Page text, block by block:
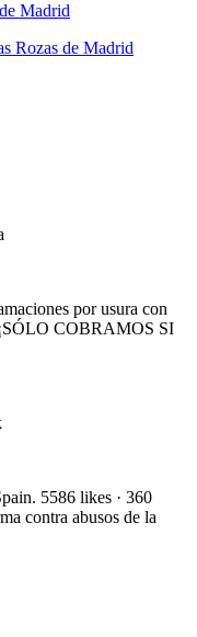
Madrid
Rozas de Madrid
por usura con
COBRAMOS SI
5586 likes · 360
contra abusos de la